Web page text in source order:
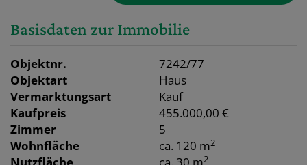
Basisdaten zur Immobilie
Objektnr.
7242/77
Objektart
Haus
Vermarktungsart
Kauf
Kaufpreis
455.000,00 €
Zimmer
5
Wohnfläche
ca. 120 m2
2